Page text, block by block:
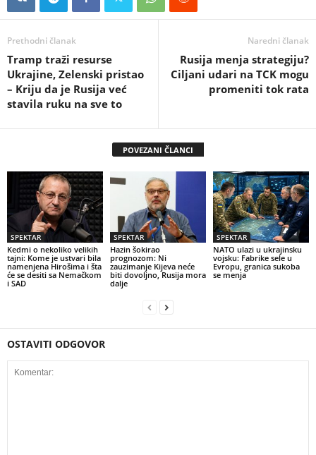
Prethodni članak
Tramp traži resurse
Ukrajine, Zelenski pristao
– Kriju da je Rusija već
stavila ruku na sve to
Naredni članak
Rusija menja strategiju?
Ciljani udari na TCK mogu
promeniti tok rata
POVEZANI ČLANCI
SPEKTAR
Kedmi o nekoliko velikih
tajni: Kome je ustvari bila
namenjena Hirošima i šta
će se desiti sa Nemačkom
i SAD
SPEKTAR
Hazin šokirao
prognozom: Ni
zauzimanje Kijeva neće
biti dovoljno, Rusija mora
dalje
SPEKTAR
NATO ulazi u ukrajinsku
vojsku: Fabrike sele u
Evropu, granica sukoba
se menja
OSTAVITI ODGOVOR